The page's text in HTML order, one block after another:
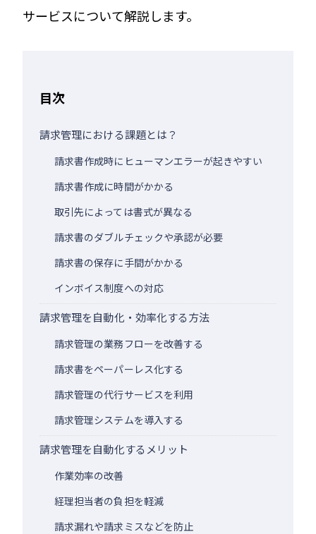
サービスについて解説します。
目次
請求管理における課題とは？
請求書作成時にヒューマンエラーが起きやすい
請求書作成に時間がかかる
取引先によっては書式が異なる
請求書のダブルチェックや承認が必要
請求書の保存に手間がかかる
インボイス制度への対応
請求管理を自動化・効率化する方法
請求管理の業務フローを改善する
請求書をペーパーレス化する
請求管理の代行サービスを利用
請求管理システムを導入する
請求管理を自動化するメリット
作業効率の改善
経理担当者の負担を軽減
請求漏れや請求ミスなどを防止